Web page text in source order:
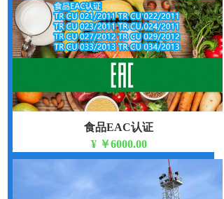
食品EAC认证
¥ ￥6000.00